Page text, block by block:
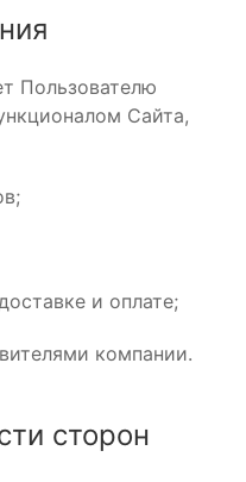
Пользователю
Сайта,
и оплате;
компании.
сторон